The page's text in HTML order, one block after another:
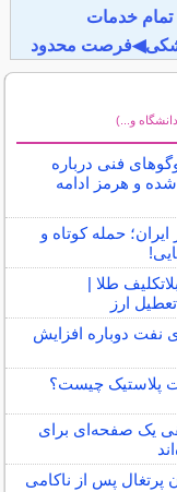
تمام خدمات
محدود
و...)
فنی درباره
و هرمز ادامه
حمله کوتاه و
طلا |
ارز
نفت دوباره افزایش
یک‌ صفحه‌ای برای
پرتغال پس از ناکامی